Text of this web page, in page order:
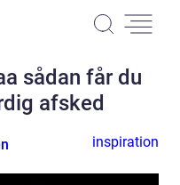
sådan får du
afsked
inspiration